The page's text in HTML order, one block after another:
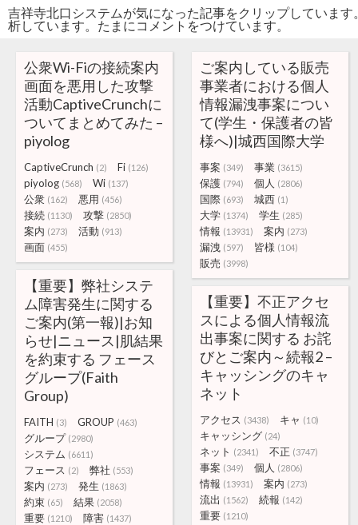
吉祥寺北口システムが気になった記事をクリップしていま
析しています。たまにコメントをつけています。
公衆Wi-Fiの接続案内
画面を悪用した攻撃
活動CaptiveCrunchに
ついてまとめてみた –
piyolog
CaptiveCrunch (2) Fi (126)
piyolog (568) Wi (137)
公衆 (162) 悪用 (456)
接続 (1130) 攻撃 (2850)
案内 (273) 活動 (913)
画面 (455)
ご案内している販売
事業者における個人
情報漏洩事案につい
て(学生・保護者の皆
様へ)|城西国際大学
事案 (349) 事業 (3615)
保護 (794) 個人 (2806)
国際 (693) 城西 (1)
大学 (1374) 学生 (285)
情報 (13931) 案内 (273)
漏洩 (597) 皆様 (104)
販売 (3998)
【重要】弊社システ
ム障害発生に関する
ご案内(第一報)|お知
らせ|ニュース|肌結果
を約束する フェース
グループ(Faith
Group)
FAITH (3) GROUP (463)
グループ (2980)
システム (6611)
フェース (2) 弊社 (553)
案内 (273) 発生 (1863)
約束 (65) 結果 (2058)
重要 (1210) 障害 (1437)
【重要】不正アクセ
スによる個人情報流
出事案に関する お詫
びとご案内～続報2 –
キャッシングのキャ
ネット
アクセス (3438) キャ (10)
キャッシング (24)
ネット (2341) 不正 (3747)
事案 (349) 個人 (2806)
情報 (13931) 案内 (273)
流出 (1562) 続報 (142)
重要 (1210)